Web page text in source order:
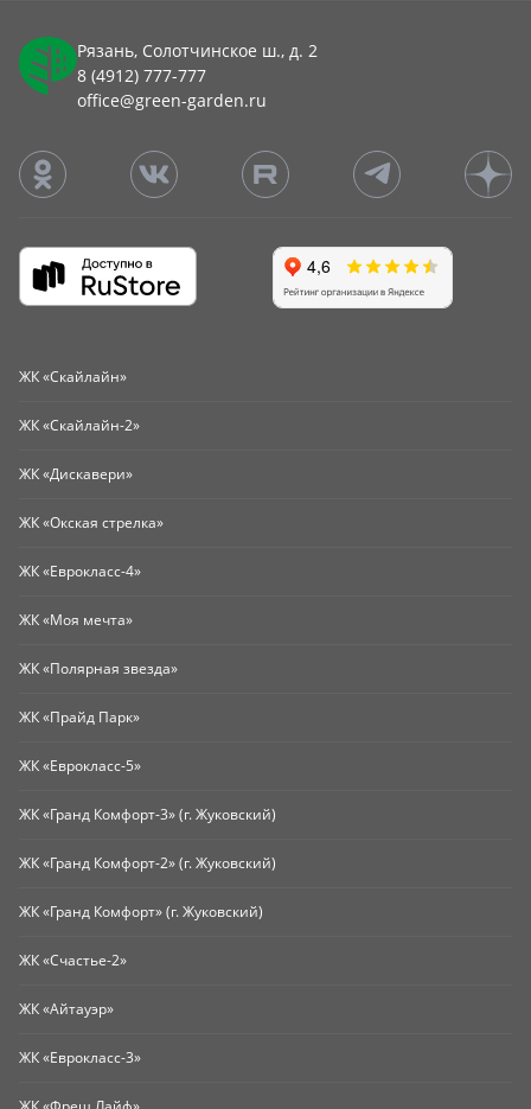
Рязань, Солотчинское ш., д. 2
8 (4912) 777-777
office@green-garden.ru
ЖК «Скайлайн»
ЖК «Скайлайн-2»
ЖК «Дискавери»
ЖК «Окская стрелка»
ЖК «Еврокласс-4»
ЖК «Моя мечта»
ЖК «Полярная звезда»
ЖК «Прайд Парк»
ЖК «Еврокласс-5»
ЖК «Гранд Комфорт-3» (г. Жуковский)
ЖК «Гранд Комфорт-2» (г. Жуковский)
ЖК «Гранд Комфорт» (г. Жуковский)
ЖК «Счастье-2»
ЖК «Айтауэр»
ЖК «Еврокласс-3»